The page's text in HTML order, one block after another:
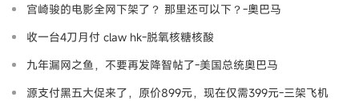
宫崎骏的电影全网下架了？ 那里还可以下？-奧巴马
收一台4刀月付 claw hk-脱氧核糖核酸
九年漏网之鱼，不要再发降智帖了-美国总统奥巴马
源支付黑五大促来了，原价899元，现在仅需399元-三架飞机